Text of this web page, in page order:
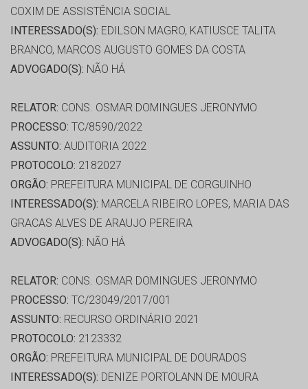
COXIM DE ASSISTÊNCIA SOCIAL
INTERESSADO(S): EDILSON MAGRO, KATIUSCE TALITA
BRANCO, MARCOS AUGUSTO GOMES DA COSTA
ADVOGADO(S): NÃO HÁ
RELATOR: CONS. OSMAR DOMINGUES JERONYMO
PROCESSO: TC/8590/2022
ASSUNTO: AUDITORIA 2022
PROTOCOLO: 2182027
ORGÃO: PREFEITURA MUNICIPAL DE CORGUINHO
INTERESSADO(S): MARCELA RIBEIRO LOPES, MARIA DAS
GRACAS ALVES DE ARAUJO PEREIRA
ADVOGADO(S): NÃO HÁ
RELATOR: CONS. OSMAR DOMINGUES JERONYMO
PROCESSO: TC/23049/2017/001
ASSUNTO: RECURSO ORDINÁRIO 2021
PROTOCOLO: 2123332
ORGÃO: PREFEITURA MUNICIPAL DE DOURADOS
INTERESSADO(S): DENIZE PORTOLANN DE MOURA